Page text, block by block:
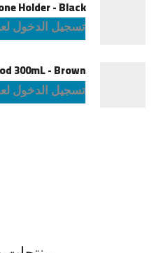
تسجيل الدخول
تسجيل الدخول